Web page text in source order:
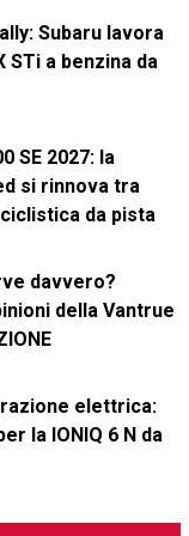
Subaru lavora
STi a benzina da
SE 2027: la
si rinnova tra
da pista
davvero?
della Vantrue
elettrica:
la IONIQ 6 N da